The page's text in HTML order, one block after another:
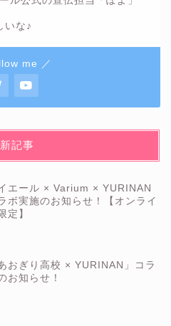
いな♪
me ／
記事
エール × Varium × YURINAN
ボ実施のお知らせ！【オンライ
定】
あおぎり高校 × YURINAN」コラ
お知らせ！